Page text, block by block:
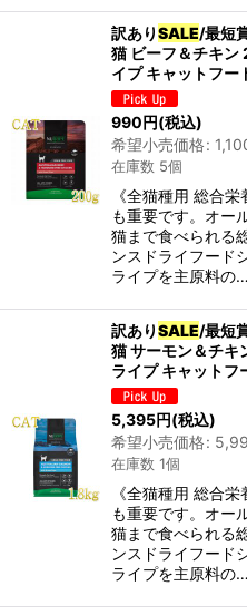
絞
訳ありSALE/最短
猫 ビーフ＆チキ
イプ キャットフ
990円(税込)
希望小売価格:
在庫数 5個
《全猫種用 総合
も重要です。オー
猫まで食べられる
ンスドライフード
ライプを主原料の…
訳ありSALE/最短
猫 サーモン＆チキ
ライプ キャット
5,395円(税込)
希望小売価格:
在庫数 1個
《全猫種用 総合
も重要です。オー
猫まで食べられる
ンスドライフード
ライプを主原料の…